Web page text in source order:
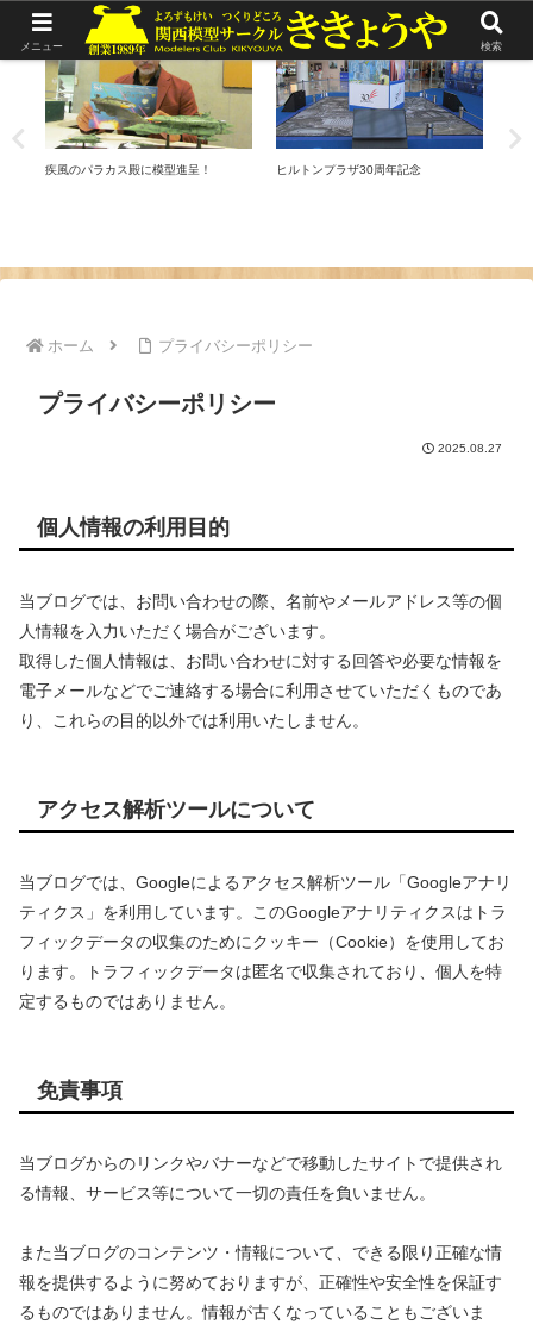
リポート
疾風のパラカス殿に模型進呈！
リポート
ヒルトンプラザ30周年記念
ホーム プライバシーポリシー
プライバシーポリシー
2025.08.27
個人情報の利用目的
当ブログでは、お問い合わせの際、名前やメールアドレス等の個
人情報を入力いただく場合がございます。
取得した個人情報は、お問い合わせに対する回答や必要な情報を
電子メールなどでご連絡する場合に利用させていただくものであ
り、これらの目的以外では利用いたしません。
アクセス解析ツールについて
当ブログでは、Googleによるアクセス解析ツール「Googleアナリ
ティクス」を利用しています。このGoogleアナリティクスはトラ
フィックデータの収集のためにクッキー（Cookie）を使用してお
ります。トラフィックデータは匿名で収集されており、個人を特
定するものではありません。
免責事項
当ブログからのリンクやバナーなどで移動したサイトで提供され
る情報、サービス等について一切の責任を負いません。
また当ブログのコンテンツ・情報について、できる限り正確な情
報を提供するように努めておりますが、正確性や安全性を保証す
るものではありません。情報が古くなっていることもございま
メニュー 検索